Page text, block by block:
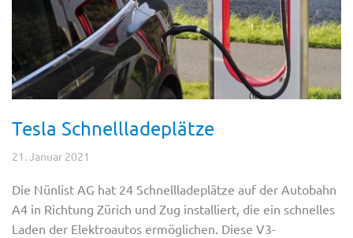
Tesla Schnellladeplätze
21. Januar 2021
Die Nünlist AG hat 24 Schnellladeplätze auf der Autobahn
A4 in Richtung Zürich und Zug installiert, die ein schnelles
Laden der Elektroautos ermöglichen. Diese V3-